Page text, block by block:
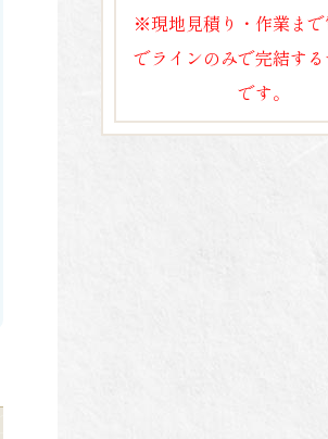
※現地見積り・作業まで
でラインのみで完結す
です。